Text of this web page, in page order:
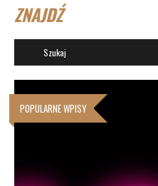
ZNAJDŹ
POPULARNE WPISY